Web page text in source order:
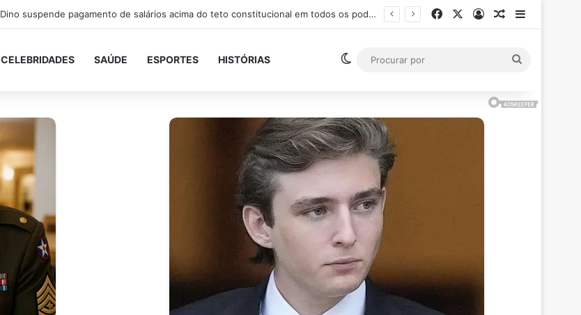
Ministro Flávio Dino suspende pagamento de salários acima do teto constitucional em todos os poderes FacebookEntrarArtigoBarra
CELEBRIDADES SAÚDE ESPORTES HISTÓRIAS Switch skin